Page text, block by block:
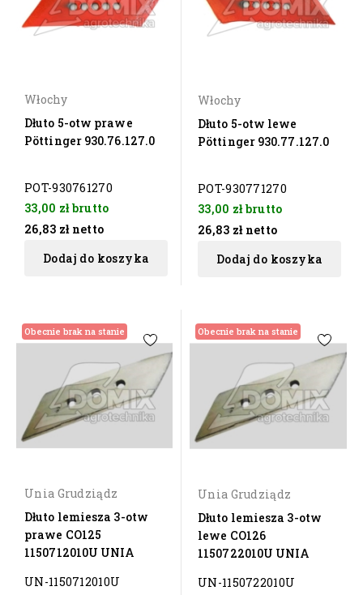
Włochy
Dłuto 5-otw prawe
Pöttinger 930.76.127.0
POT-930761270
33,00 złbrutto
26,83 zł netto
Dodaj do koszyka
Włochy
Dłuto 5-otw lewe
Pöttinger 930.77.127.0
POT-930771270
33,00 złbrutto
26,83 zł netto
Dodaj do koszyka
Obecnie brak na stanie
Unia Grudziądz
Dłuto lemiesza 3-otw
prawe CO125
1150712010U UNIA
UN-1150712010U
Obecnie brak na stanie
Unia Grudziądz
Dłuto lemiesza 3-otw
lewe CO126
1150722010U UNIA
UN-1150722010U